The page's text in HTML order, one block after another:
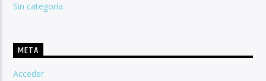
Sin categoría
META
Acceder